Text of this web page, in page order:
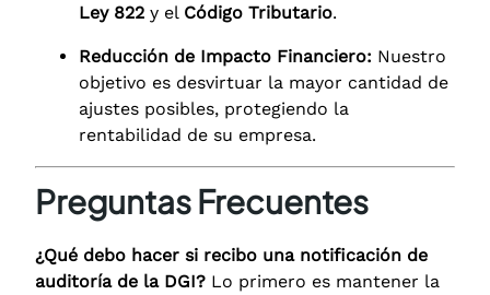
Ley 822 y el Código Tributario.
Reducción de Impacto Financiero: Nuestro
objetivo es desvirtuar la mayor cantidad de
ajustes posibles, protegiendo la
rentabilidad de su empresa.
Preguntas Frecuentes
¿Qué debo hacer si recibo una notificación de
auditoría de la DGI? Lo primero es mantener la